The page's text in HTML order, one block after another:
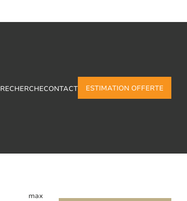
RECHERCHECONTACT ESTIMATION OFFERTE
max